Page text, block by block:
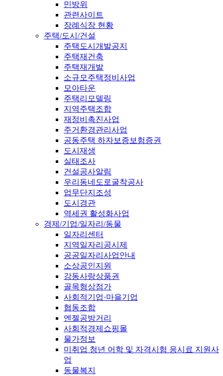
민방위
관련사이트
장례식장 현황
주택/도시/건설
주택도시개발공지
주택재건축
주택재개발
소규모주택정비사업
모아타운
주택리모델링
지역주택조합
재정비촉진사업
주거환경관리사업
공동주택 하자보증보험증권
도시재생
실태조사
건설공사알림
우리동네도로굴착공사
업무단지조성
도시경관
역세권 활성화사업
경제/기업/일자리/동물
일자리센터
지역일자리공시제
공공일자리사업안내
소상공인지원
강동사랑상품권
골목형상점가
사회적기업·마을기업
협동조합
엔젤공방거리
사회적경제쇼핑몰
물가정보
미취업 청년 어학 및 자격시험 응시료 지원사
업
동물복지